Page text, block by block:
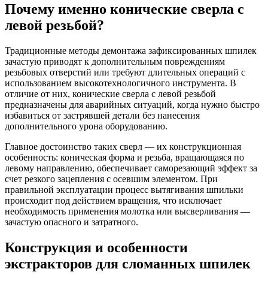
Почему именно конические сверла с
левой резьбой?
Традиционные методы демонтажа зафиксированных шпилек
зачастую приводят к дополнительным повреждениям
резьбовых отверстий или требуют длительных операций с
использованием высокотехнологичного инструмента. В
отличие от них, конические сверла с левой резьбой
предназначены для аварийных ситуаций, когда нужно быстро
избавиться от застрявшей детали без нанесения
дополнительного урона оборудованию.
Главное достоинство таких сверл — их конструкционная
особенность: коническая форма и резьба, вращающаяся по
левому направлению, обеспечивает саморезающий эффект за
счет резкого зацепления с осевшим элементом. При
правильной эксплуатации процесс вытягивания шпильки
происходит под действием вращения, что исключает
необходимость применения молотка или высверливания —
зачастую опасного и затратного.
Конструкция и особенности
экстракторов для сломанных шпилек